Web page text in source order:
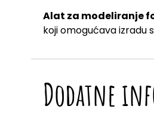
Alat za modeliranje
koji omogućava izradu
Dodatne